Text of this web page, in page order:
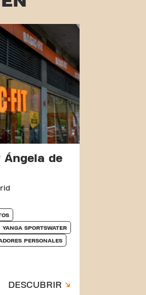
Ángela de
YANGA SPORTSWATER
PERSONALES
DESCUBRIR